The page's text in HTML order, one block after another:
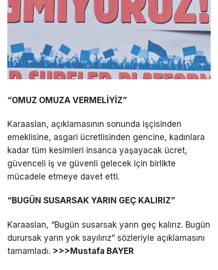
“OMUZ OMUZA VERMELİYİZ”
Karaaslan, açıklamasının sonunda işçisinden
emeklisine, asgari ücretlisinden gencine, kadınlara
kadar tüm kesimleri insanca yaşayacak ücret,
güvenceli iş ve güvenli gelecek için birlikte
mücadele etmeye davet etti.
“BUGÜN SUSARSAK YARIN GEÇ KALIRIZ”
Karaaslan, “Bugün susarsak yarın geç kalırız. Bugün
durursak yarın yok sayılırız” sözleriyle açıklamasını
tamamladı. >>>Mustafa BAYER